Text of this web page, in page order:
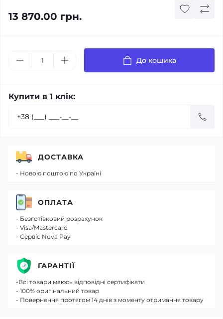
13 870.00 грн.
До кошика
Купити в 1 клік:
ДОСТАВКА
- Новою поштою по Україні
ОПЛАТА
- Безготівковий розрахунок
- Visa/Mastercard
- Сервіс Nova Pay
ГАРАНТІЇ
-Всі товари маюсь відповідні сертифікати
- 100% оригінальний товар
- Повернення протягом 14 днів з моменту отримання товару